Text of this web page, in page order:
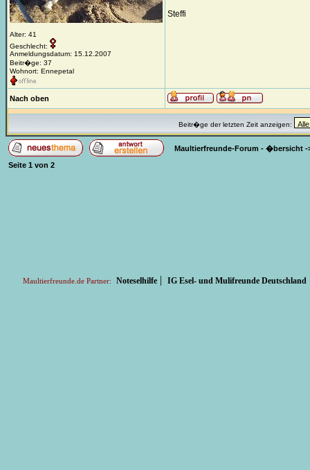
Alter: 41
Geschlecht:
Anmeldungsdatum: 15.12.2007
Beitr�ge: 37
Wohnort: Ennepetal
Steffi
Nach oben
Beitr�ge der letzten Zeit anzeigen:
Maultierfreunde-Forum - �bersicht -
Seite 1 von 2
Maultierfreunde.de Partner: Noteselhilfe | IG Esel- und Mulifreunde Deutschland